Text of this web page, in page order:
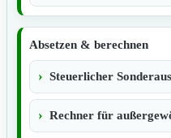
Absetzen & berechnen
Steuerlicher
Rechner für